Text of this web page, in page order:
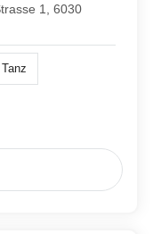
1, 6030
Tanz